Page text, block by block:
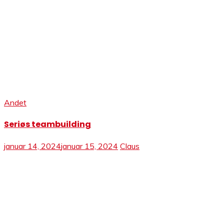
Andet
Seriøs teambuilding
januar 14, 2024januar 15, 2024 Claus